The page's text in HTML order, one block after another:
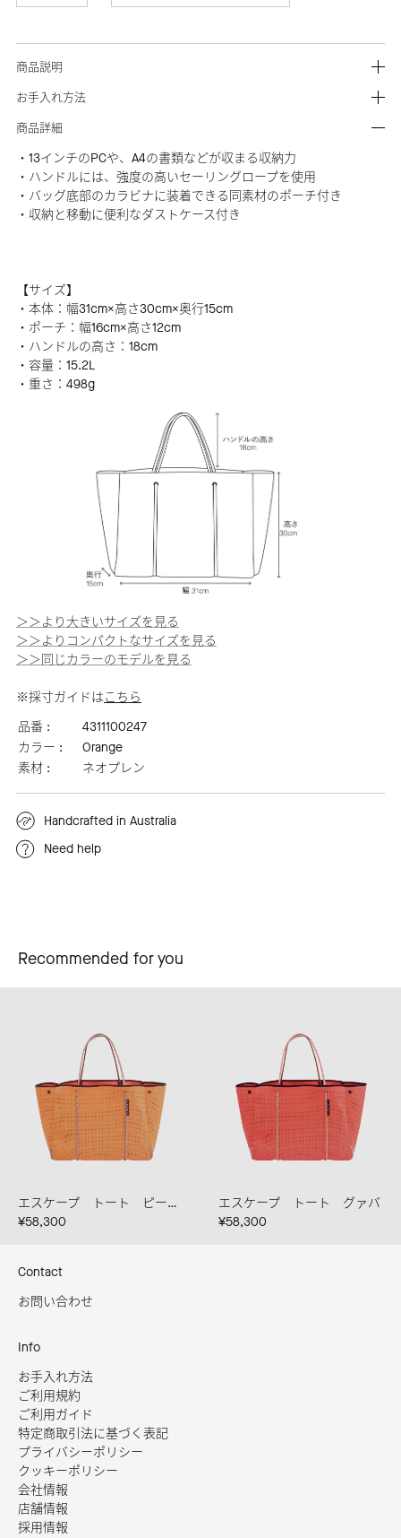
商品説明
お手入れ方法
商品詳細
・13インチのPCや、A4の書類などが収まる収納力
・ハンドルには、強度の高いセーリングロープを使用
・バッグ底部のカラビナに装着できる同素材のポーチ付き
・収納と移動に便利なダストケース付き
【サイズ】
・本体：幅31cm×高さ30cm×奥行15cm
・ポーチ：幅16cm×高さ12cm
・ハンドルの高さ：18cm
・容量：15.2L
・重さ：498g
＞＞より大きいサイズを見る
＞＞よりコンパクトなサイズを見る
＞＞同じカラーのモデルを見る
※採寸ガイドはこちら
品番 :
4311100247
カラー :
Orange
素材 :
ネオプレン
Handcrafted in Australia
Need help
Recommended for you
エスケープ トート ピーチヘイズ/グァバ
¥58,300
エスケープ トート グァバ
¥58,300
Contact
お問い合わせ
Info
お手入れ方法
ご利用規約
ご利用ガイド
特定商取引法に基づく表記
プライバシーポリシー
クッキーポリシー
会社情報
店舗情報
採用情報